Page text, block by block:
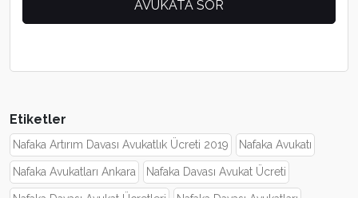
Etiketler
Nafaka Artırım Davası Avukatlık Ücreti 2019 Nafaka Avukatı
Nafaka Avukatları Ankara Nafaka Davası Avukat Ücreti